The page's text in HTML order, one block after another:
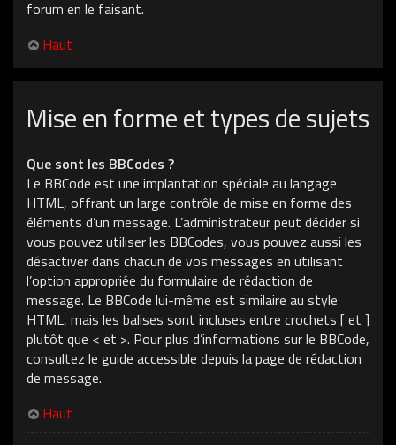
forum en le faisant.
Haut
Mise en forme et types de sujets
Que sont les BBCodes ?
Le BBCode est une implantation spéciale au langage
HTML, offrant un large contrôle de mise en forme des
éléments d’un message. L’administrateur peut décider si
vous pouvez utiliser les BBCodes, vous pouvez aussi les
désactiver dans chacun de vos messages en utilisant
l’option appropriée du formulaire de rédaction de
message. Le BBCode lui-même est similaire au style
HTML, mais les balises sont incluses entre crochets [ et ]
plutôt que < et >. Pour plus d’informations sur le BBCode,
consultez le guide accessible depuis la page de rédaction
de message.
Haut